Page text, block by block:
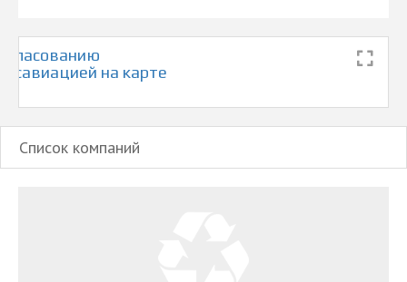
на карте
Список компаний